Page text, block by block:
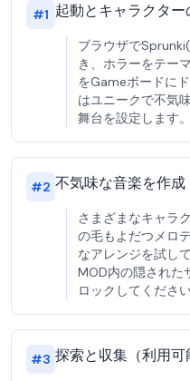
#1 起動とキャラクター
ブラウザで
き、ホラーをテー
をGameボードに
はユニークで不気
舞台を設定します。
#2 不気味な音楽を作成
さまざまなキャラ
の毛もよだつメロ
なアレンジを試し
MOD内の隠された
ロックしてください
#3 探索と収集（利用可